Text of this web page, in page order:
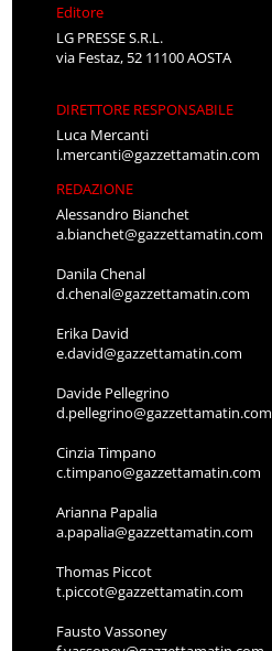
Editore
LG PRESSE S.R.L.
via Festaz, 52 11100 AOSTA
DIRETTORE RESPONSABILE
Luca Mercanti
l.mercanti@gazzettamatin.com
REDAZIONE
Alessandro Bianchet
a.bianchet@gazzettamatin.com
Danila Chenal
d.chenal@gazzettamatin.com
Erika David
e.david@gazzettamatin.com
Davide Pellegrino
d.pellegrino@gazzettamatin.com
Cinzia Timpano
c.timpano@gazzettamatin.com
Arianna Papalia
a.papalia@gazzettamatin.com
Thomas Piccot
t.piccot@gazzettamatin.com
Fausto Vassoney